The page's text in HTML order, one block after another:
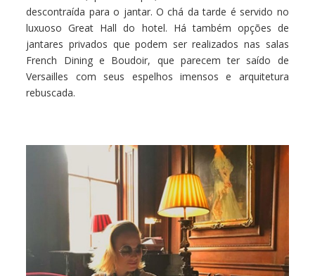
descontraída para o jantar. O chá da tarde é servido no
luxuoso Great Hall do hotel. Há também opções de
jantares privados que podem ser realizados nas salas
French Dining e Boudoir, que parecem ter saído de
Versailles com seus espelhos imensos e arquitetura
rebuscada.